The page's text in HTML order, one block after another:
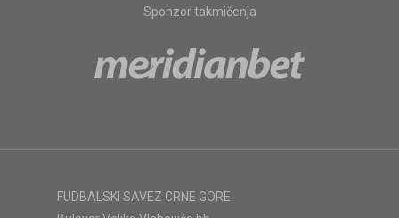
Sponzor takmičenja
FUDBALSKI SAVEZ CRNE GORE